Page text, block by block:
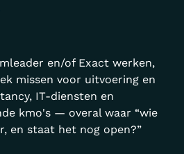
en/of Exact werken,
missen voor uitvoering en
IT-diensten en
kmo's — overal waar “wie
en staat het nog open?”